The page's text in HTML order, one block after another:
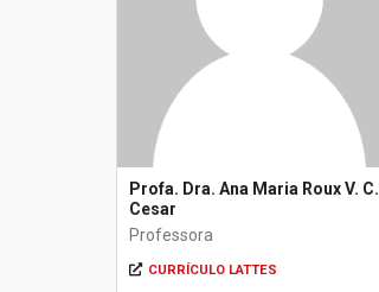
Profa. Dra. Ana Maria Roux V. C.
Cesar
Professora
CURRÍCULO LATTES